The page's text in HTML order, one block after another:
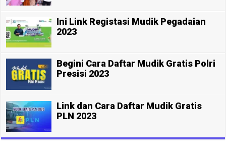
Ini Link Registasi Mudik Pegadaian
2023
Begini Cara Daftar Mudik Gratis Polri
Presisi 2023
Link dan Cara Daftar Mudik Gratis
PLN 2023